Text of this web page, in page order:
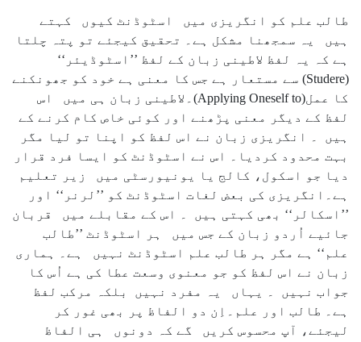
طالب علم کو انگریزی میں اسٹوڈنٹ کیوں کہتے
ہیں یہ سمجھنا مشکل ہے۔ تحقیق کیجئے تو پتہ چلتا
ہے کہ یہ لفظ لاطینی زبان کے لفظ ’’اسٹوڈیئر‘‘
(Studere) سے مستعار ہے جس کا معنی ہے خود کو جھونکنے
کا عمل(Applying Oneself to)۔لاطینی زبان ہی میں اس
لفظ کے دیگر معنی پڑھنے اور کوئی خاص کام کرنے کے
ہیں ۔ انگریزی زبان نے اس لفظ کو اپنا تو لیا مگر
بہت محدود کردیا۔ اس نے اسٹوڈنٹ کو ایسا فرد قرار
دیا جو اسکول، کالج یا یونیورسٹی میں زیر تعلیم
ہے۔انگریزی کی بعض لغات اسٹوڈنٹ کو ’’لرنر‘‘ اور
’’اسکالر‘‘ بھی کہتی ہیں ۔ اس کے مقابلے میں قربان
جائیے اُردو زبان کے جس میں ہر اسٹوڈنٹ ’’طالب
علم‘‘ ہے مگر ہر طالب علم اسٹوڈنٹ نہیں ہے۔ ہماری
زبان نے اس لفظ کو جو معنوی وسعت عطا کی ہے اُس کا
جواب نہیں ۔ یہاں یہ مفرد نہیں بلکہ مرکب لفظ
ہے۔ طالب اور علم۔اِن دو الفاظ پر بھی غور کر
لیجئے، آپ محسوس کریں گے کہ دونوں ہی الفاظ